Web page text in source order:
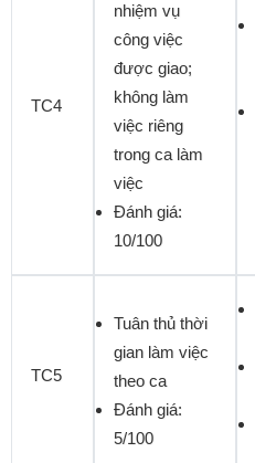
TC4
nhiệm vụ
công việc
được giao;
không làm
việc riêng
trong ca làm
việc
Đánh giá:
10/100
TC5
Tuân thủ thời
gian làm việc
theo ca
Đánh giá:
5/100